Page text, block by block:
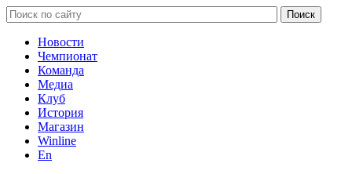
Новости
Чемпионат
Команда
Медиа
Клуб
История
Магазин
Winline
En